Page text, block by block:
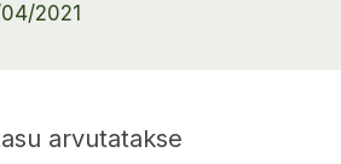
2021
arvutatakse